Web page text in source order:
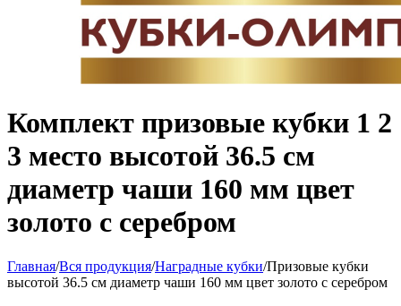
Комплект призовые кубки 1 2
3 место высотой 36.5 см
диаметр чаши 160 мм цвет
золото с серебром
Главная/Вся продукция/Наградные кубки/Призовые кубки
высотой 36.5 см диаметр чаши 160 мм цвет золото с серебром